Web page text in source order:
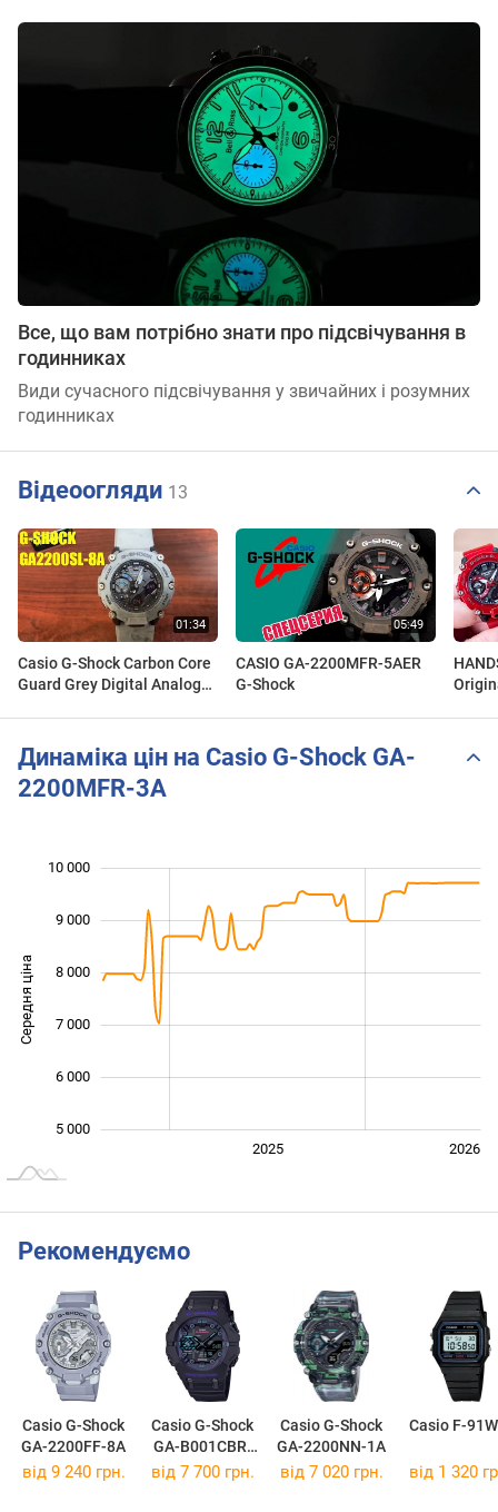
Все, що вам потрібно знати про підсвічування в
годинниках
Види сучасного підсвічування у звичайних і розумних
годинниках
Відеоогляди 13
Casio G-Shock Carbon Core
Guard Grey Digital Analog
CASIO GA-2200MFR-5AER
G-Shock
Динаміка цін на Casio G-Shock GA-
2200MFR-3A
Середня ціна
5 000
6 000
7 000
8 000
9 000
10 000
2025 2026
Рекомендуємо
Casio G-Shock
GA-2200FF-8A
Casio G-Shock
GA-B001CBR-
1A
Casio G-Shock
GA-2200NN-1A
Casio F-
від 9 240 грн. від 7 700 грн. від 7 020 грн. від 1 320